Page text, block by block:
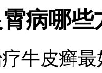
病哪些
牛皮癣